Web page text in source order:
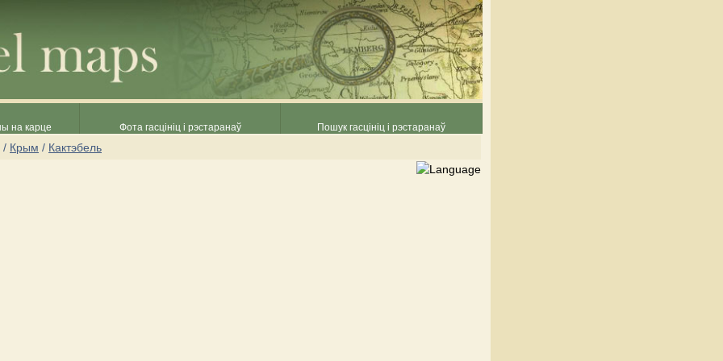
на карце Фота гасцініц і рэстаранаў Пошук гасцініц і рэстаранаў
/ Крым / Кактэбель